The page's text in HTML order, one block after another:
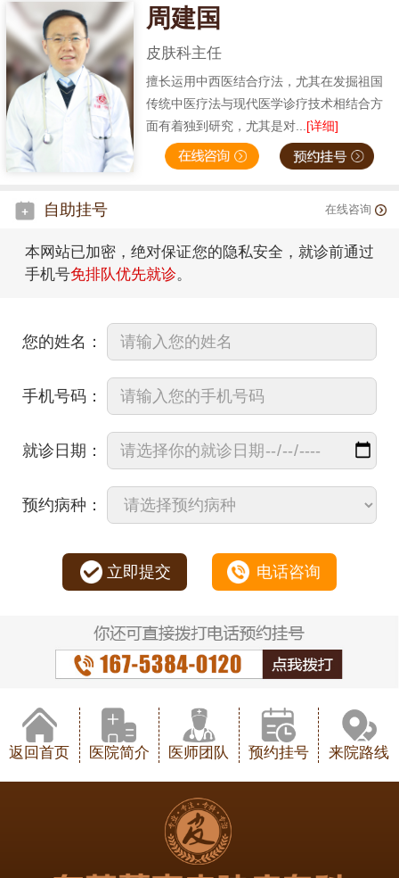
周建国
皮肤科主任
擅长运用中西医结合疗法，尤其在发掘祖国
传统中医疗法与现代医学诊疗技术相结合方
面有着独到研究，尤其是对...[详细]
自助挂号 在线咨询
本网站已加密，绝对保证您的隐私安全，就诊前通过
手机号免排队优先就诊。
您的姓名：
手机号码：
就诊日期：
预约病种：
立即提交 电话咨询
返回首页 医院简介 医师团队 预约挂号 来院路线